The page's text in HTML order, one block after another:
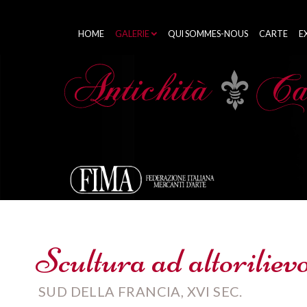
HOME GALERIE QUI SOMMES-NOUS CARTE
Scultura ad
SUD DELLA FRANCIA, XVI SEC.